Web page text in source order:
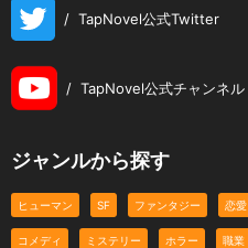
/ TapNovel公式Twitter
/ TapNovel公式チャンネル
ジャンルから探す
ヒューマン SF ファンタジー 恋愛
コメディ ミステリー ホラー 職業